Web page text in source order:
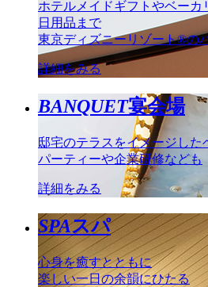
ホテルメイドギフトやベーカ
日用品まで
東京ディズニーリゾート®の
詳細をみる
BANQUET宴会場
邸宅のテラスをイメージした
パーティーや企業研修なども
詳細をみる
SPAスパ
心身を癒すとともに
楽しい一日の余韻にひたる